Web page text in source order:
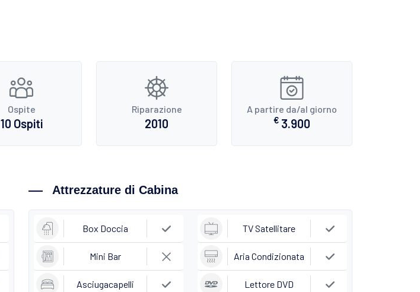
Ospite
10 Ospiti
Riparazione
2010
A partire da/al giorno
€ 3.900
Attrezzature di Cabina
Box Doccia TV Satellitare
Mini Bar Aria Condizionata
Asciugacapelli Lettore DVD